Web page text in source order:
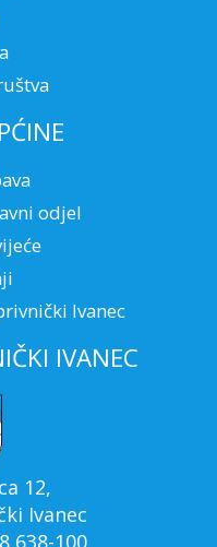
odjel
Ivanec
IVANEC
12,
Ivanec
638-100